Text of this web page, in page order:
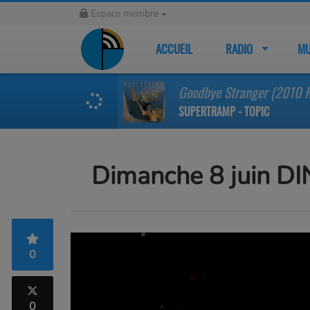
Espace membre
ACCUEIL RADIO
Goodbye Stranger (2010
SUPERTRAMP - TOPIC
Dimanche 8 juin
0
0